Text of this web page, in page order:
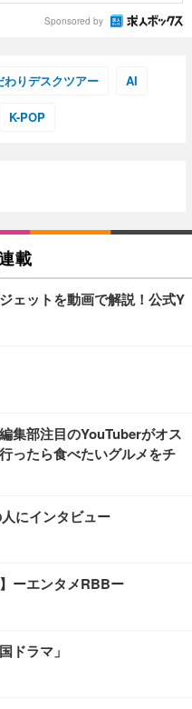
Sponsored by
わりデスクツアー AI
K-POP
載
ェットを動画で解説！公式Y
集部注目のYouTuberがオス
ったら食べたいグルメをチ
にインタビュー
ーエンタメRBBー
ドラマ」